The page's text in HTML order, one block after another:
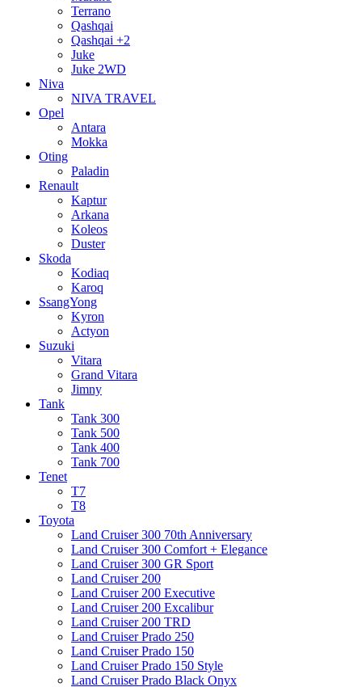
Terrano
Qashqai
Qashqai +2
Juke
Juke 2WD
Niva
NIVA TRAVEL
Opel
Antara
Mokka
Oting
Paladin
Renault
Kaptur
Arkana
Koleos
Duster
Skoda
Kodiaq
Karoq
SsangYong
Kyron
Actyon
Suzuki
Vitara
Grand Vitara
Jimny
Tank
Tank 300
Tank 500
Tank 400
Tank 700
Tenet
T7
T8
Toyota
Land Cruiser 300 70th Anniversary
Land Cruiser 300 Comfort + Elegance
Land Cruiser 300 GR Sport
Land Cruiser 200
Land Cruiser 200 Executive
Land Cruiser 200 Excalibur
Land Cruiser 200 TRD
Land Cruiser Prado 250
Land Cruiser Prado 150
Land Cruiser Prado 150 Style
Land Cruiser Prado Black Onyx